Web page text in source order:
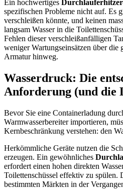
Ein hochwertiges
spezifischen Probleme nicht auf. Es
verschleißen könnte, und keinen
langsam Wasser in die
Fehlen dieser verschleißanfälligen
weniger Wartungseinsätzen über die
Armatur hinweg.
Wasserdruck: Die
Anforderung (und die
Bevor Sie eine Containerladung
Warmwasserbereiter importieren,
Kernbeschränkung verstehen: den
Herkömmliche Geräte nutzen die
erzeugen. Ein gewöhnliches
erfordert einen hohen direkten
Toilettenschüssel effektiv zu spülen.
bestimmten Märkten in der